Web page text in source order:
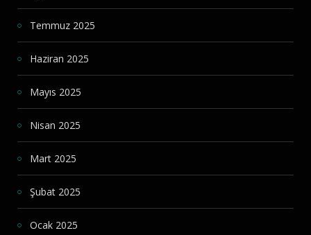
Temmuz 2025
Haziran 2025
Mayıs 2025
Nisan 2025
Mart 2025
Şubat 2025
Ocak 2025